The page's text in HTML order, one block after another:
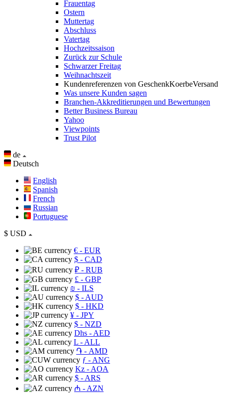
Frauentag
Ostern
Muttertag
Abschluss
Vatertag
Hochzeitssaison
Zurück zur Schule
Schwarzer Freitag
Weihnachtszeit
Kundenreferenzen von GeschenkKoerbeVersand
Was unsere Kunden sagen
Branchen-Akkreditierungen und Bewertungen
Better Business Bureau
Yahoo
Viewpoints
Trust Pilot
de
Deutsch
English
Spanish
French
Russian
Portuguese
$ USD
€ - EUR
$ - CAD
₽ - RUB
£ - GBP
₪ - ILS
$ - AUD
$ - HKD
¥ - JPY
$ - NZD
Dhs - AED
L - ALL
֏ - AMD
ƒ - ANG
Kz - AOA
$ - ARS
₼ - AZN